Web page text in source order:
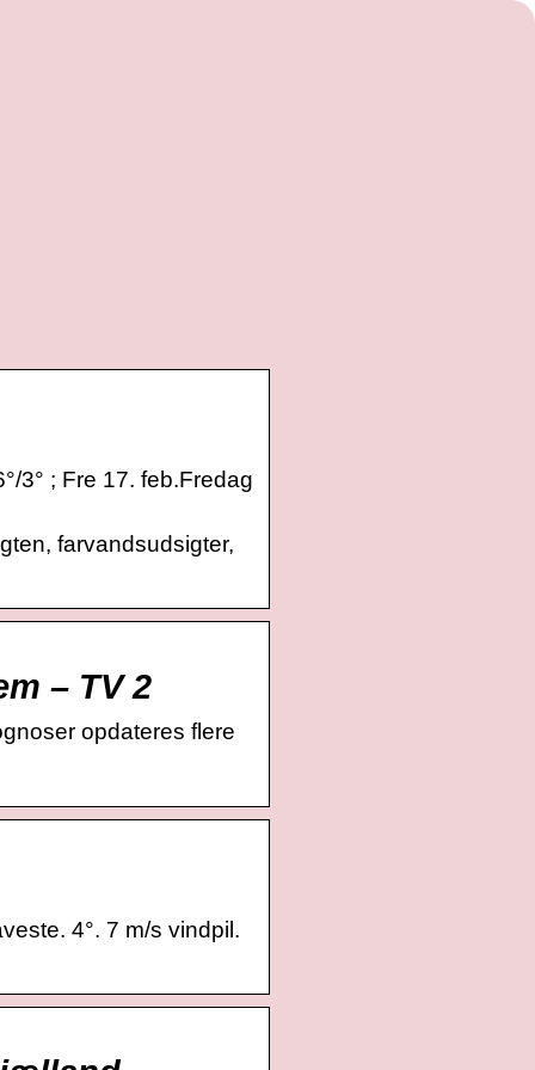
3° ; Fre 17. feb.Fredag
farvandsudsigter,
– TV 2
opdateres flere
4°. 7 m/s vindpil.